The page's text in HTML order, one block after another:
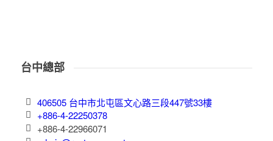
台中總部
406505 台中市北屯區文心路三段447號33樓
+886-4-22250378
+886-4-22966071